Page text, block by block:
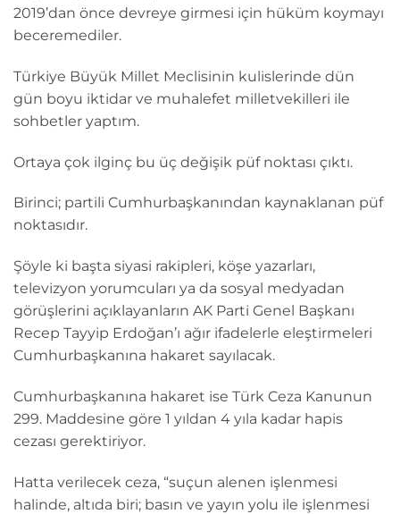
2019’dan önce devreye girmesi için hüküm koymayı
beceremediler.
Türkiye Büyük Millet Meclisinin kulislerinde dün
gün boyu iktidar ve muhalefet milletvekilleri ile
sohbetler yaptım.
Ortaya çok ilginç bu üç değişik püf noktası çıktı.
Birinci; partili Cumhurbaşkanından kaynaklanan püf
noktasıdır.
Şöyle ki başta siyasi rakipleri, köşe yazarları,
televizyon yorumcuları ya da sosyal medyadan
görüşlerini açıklayanların AK Parti Genel Başkanı
Recep Tayyip Erdoğan’ı ağır ifadelerle eleştirmeleri
Cumhurbaşkanına hakaret sayılacak.
Cumhurbaşkanına hakaret ise Türk Ceza Kanunun
299. Maddesine göre 1 yıldan 4 yıla kadar hapis
cezası gerektiriyor.
Hatta verilecek ceza, “suçun alenen işlenmesi
halinde, altıda biri; basın ve yayın yolu ile işlenmesi